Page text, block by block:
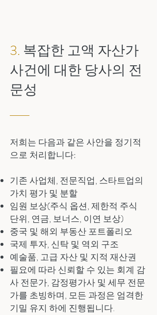
3. 복잡한 고액 자산가
사건에 대한 당사의 전
문성
저희는 다음과 같은 사안을 정기적
으로 처리합니다:
기존 사업체, 전문직업, 스타트업의
가치 평가 및 분할
임원 보상(주식 옵션, 제한적 주식
단위, 연금, 보너스, 이연 보상)
중국 및 해외 부동산 포트폴리오
국제 투자, 신탁 및 역외 구조
예술품, 고급 자산 및 지적 재산권
필요에 따라 신뢰할 수 있는 회계 감
사 전문가, 감정평가사 및 세무 전문
가를 초빙하며, 모든 과정은 엄격한
기밀 유지 하에 진행됩니다.